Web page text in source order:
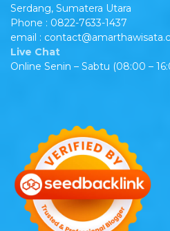
Serdang, Sumatera Utara
Phone : 0822-7633-1437
email :
Live Chat
Online Senin – Sabtu (08:00 –